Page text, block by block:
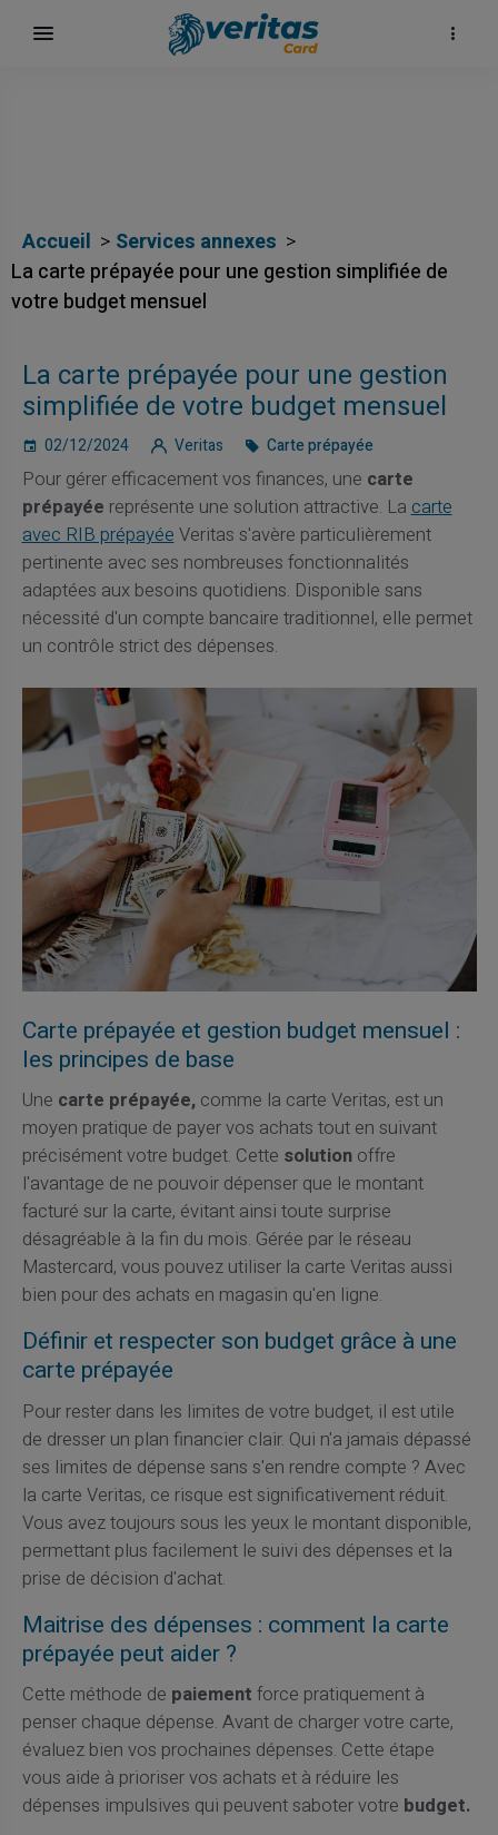
Accueil
Services annexes
La carte prépayée pour une gestion simplifiée de
votre budget mensuel
La carte prépayée pour une gestion
simplifiée de votre budget mensuel
02/12/2024 Veritas Carte prépayée
Pour gérer efficacement vos finances, une carte
prépayée représente une solution attractive. Lacarte
avec RIB prépayéeVeritas s'avère particulièrement
pertinente avec ses nombreuses fonctionnalités
adaptées aux besoins quotidiens. Disponible sans
nécessité d'un compte bancaire traditionnel, elle permet
un contrôle strict des dépenses.
Carte prépayée et gestion budget mensuel :
les principes de base
Une carte prépayée,comme la carte Veritas, est un
moyen pratique de payer vos achats tout en suivant
précisément votre budget. Cette solutionoffre
l'avantage de ne pouvoir dépenser que le montant
facturé sur la carte, évitant ainsi toute surprise
désagréable à la fin du mois. Gérée par le réseau
Mastercard, vous pouvez utiliser la carte Veritas aussi
bien pour des achats en magasin qu'en ligne.
Définir et respecter son budget grâce à une
carte prépayée
Pour rester dans les limites de votre budget, il est utile
de dresser un plan financier clair. Qui n'a jamais dépassé
ses limites de dépense sans s'en rendre compte ? Avec
la carte Veritas, ce risque est significativement réduit.
Vous avez toujours sous les yeux le montant disponible,
permettant plus facilement le suivi des dépenses et la
prise de décision d'achat.
Maitrise des dépenses : comment la carte
prépayée peut aider ?
Cette méthode de paiement force pratiquement à
penser chaque dépense. Avant de charger votre carte,
évaluez bien vos prochaines dépenses. Cette étape
vous aide à prioriser vos achats et à réduire les
dépenses impulsives qui peuvent saboter votre budget.